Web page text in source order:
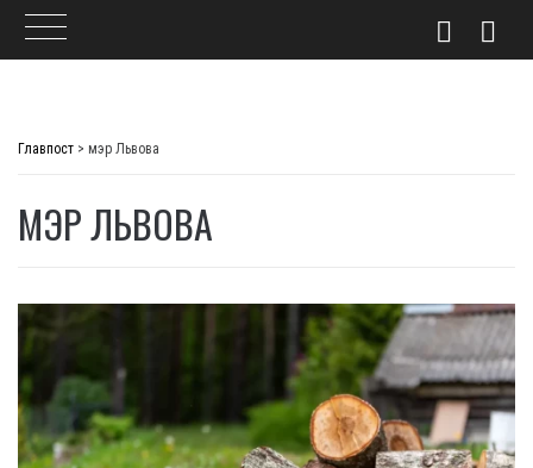
Главпост > мэр Львова
МЭР ЛЬВОВА